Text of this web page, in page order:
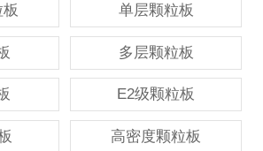
单层颗粒板
多层颗粒板
E2级颗粒板
高密度颗粒板